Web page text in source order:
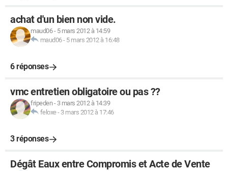
achat d'un bien non vide.
maud06- 5 mars 2012 à 14:59
maud06- 5 mars 2012 à 16:48
6 réponses
vmc entretien obligatoire ou pas ??
fripeden- 3 mars 2012 à 14:39
feloxe- 3 mars 2012 à 17:46
3 réponses
Dégât Eaux entre Compromis et Acte de Vente